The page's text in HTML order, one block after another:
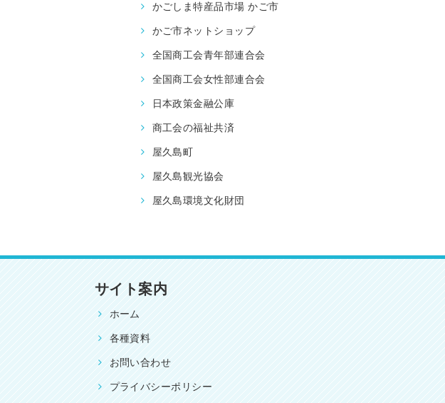
かごしま特産品市場 かご市
かご市ネットショップ
全国商工会青年部連合会
全国商工会女性部連合会
日本政策金融公庫
商工会の福祉共済
屋久島町
屋久島観光協会
屋久島環境文化財団
サイト案内
ホーム
各種資料
お問い合わせ
プライバシーポリシー